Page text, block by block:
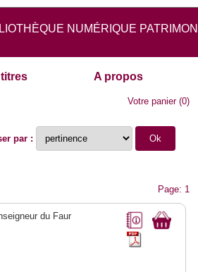
NUMÉRIQUE
A propos
Votre panier(0)
par :
Page: 1
du Faur